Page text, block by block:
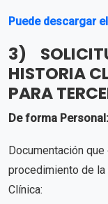
Puede descargar
3)
HISTORIA
PARA
De forma Personal:
Documentación
procedimiento de
Clínica: